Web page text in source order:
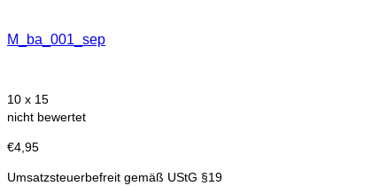
M_ba_001_sep
10 x 15
nicht bewertet
€4,95
Umsatzsteuerbefreit gemäß UStG §19